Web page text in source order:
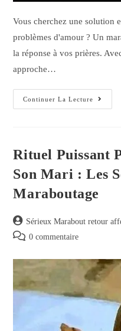
Vous cherchez une solution
problèmes d'amour ? Un
la réponse à vos prières.
approche…
Continuer La Lecture
Rituel Puissant
Son Mari : Les
Maraboutage
Sérieux Marabout retour
0 commentaire